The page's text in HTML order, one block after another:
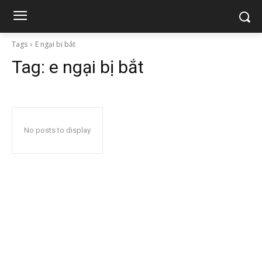
Tags E ngại bị bắt
Tag: e ngại bị bắt
No posts to display